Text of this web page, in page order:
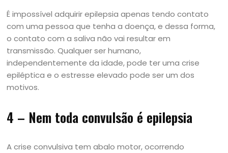
É impossível adquirir epilepsia apenas tendo contato
com uma pessoa que tenha a doença, e dessa forma,
o contato com a saliva não vai resultar em
transmissão. Qualquer ser humano,
independentemente da idade, pode ter uma crise
epiléptica e o estresse elevado pode ser um dos
motivos.
4 – Nem toda convulsão é epilepsia
A crise convulsiva tem abalo motor, ocorrendo